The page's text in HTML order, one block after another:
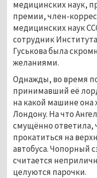
медицинских наук,
премии, член-
медицинских наук
сотрудник
Гуськова была
желаниями.
Однажды, во время
принимавший её
на какой машине она
Лондону. На что
смущённо ответила,
прокатиться на
автобуса. Чопорный
считается
целуются парочки.